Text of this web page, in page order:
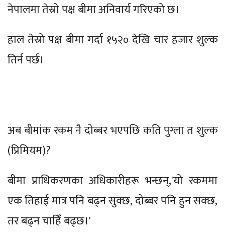
नेपालमा तेस्रो पक्ष बीमा अनिवार्य गरिएको छ।
हाल तेस्रो पक्ष बीमा गर्दा १५२० देखि चार हजार शुल्क
तिर्न पर्छ।
अब बीमांक रकम नै दोब्बर भएपछि कति पुग्ला त शुल्क
(प्रिमियम)?
बीमा प्राधिकरणका अधिकारीहरू भन्छन्,'यो रकममा
एक तिहाई मात्र पनि बढ्न सुक्छ, दोब्बर पनि हुन सक्छ,
तर बढ्न चाहिॅं बढ्छ।'